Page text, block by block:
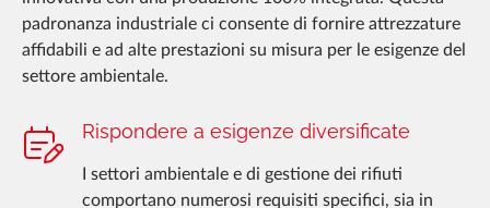
padronanza industriale ci consente di fornire attrezzature
affidabili e ad alte prestazioni su misura per le esigenze del
settore ambientale.
Rispondere a esigenze diversificate
I settori ambientale e di gestione dei rifiuti
comportano numerosi requisiti specifici, sia in